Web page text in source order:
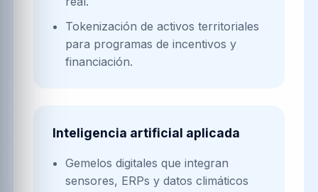
Tokenización de activos territoriales
para programas de incentivos y
financiación.
Inteligencia artificial aplicada
Gemelos digitales que integran
sensores, ERPs y datos climáticos